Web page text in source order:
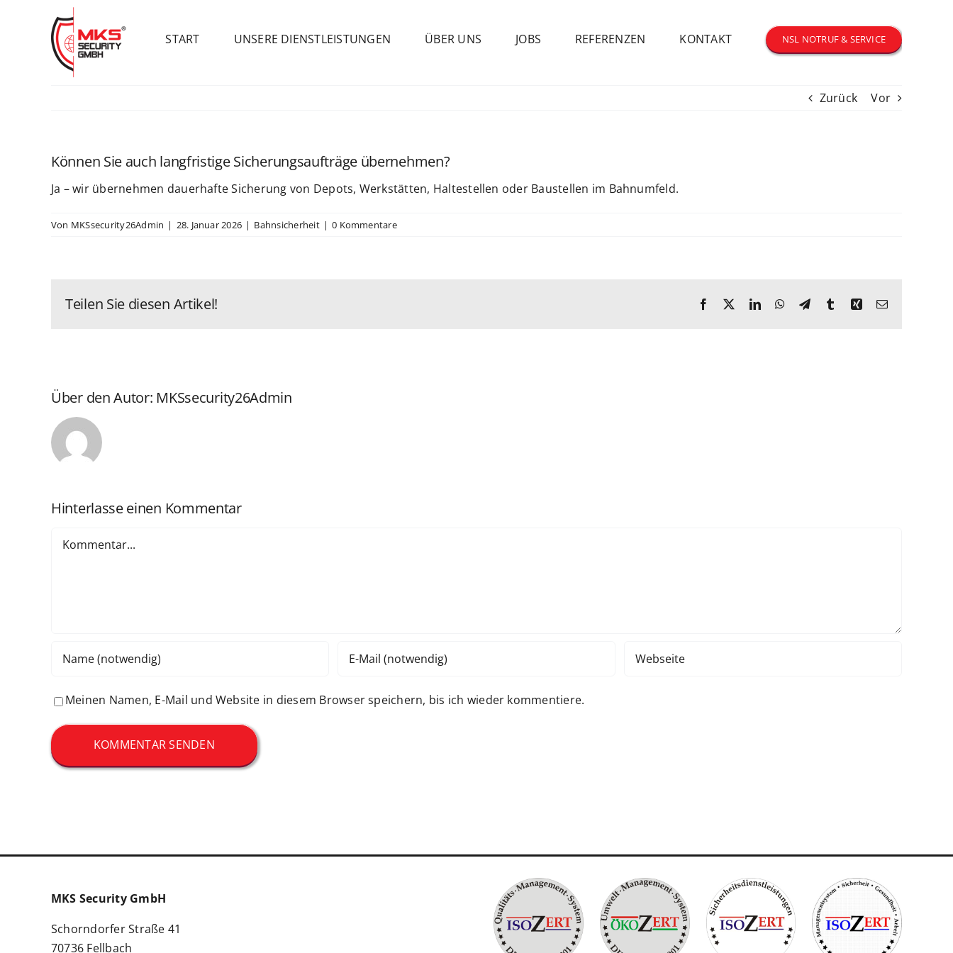
START UNSERE DIENSTLEISTUNGEN ÜBER UNS JOBS REFERENZEN KONTAKT NSL NOTRUF & SERVICE
Zurück Vor
Können Sie auch langfristige Sicherungsaufträge übernehmen?
Ja – wir übernehmen dauerhafte Sicherung von Depots, Werkstätten, Haltestellen oder Baustellen im Bahnumfeld.
Von MKSsecurity26Admin | 28. Januar 2026 | Bahnsicherheit | 0 Kommentare
Teilen Sie diesen Artikel! Facebook LinkedInWhatsApp
TelegramTumblrXing E-
Über den Autor: MKSsecurity26Admin
Hinterlasse einen Kommentar
Meinen Namen, E-Mail und Website in diesem Browser speichern, bis ich wieder kommentiere.
MKS Security GmbH
Schorndorfer Straße 41
70736 Fellbach